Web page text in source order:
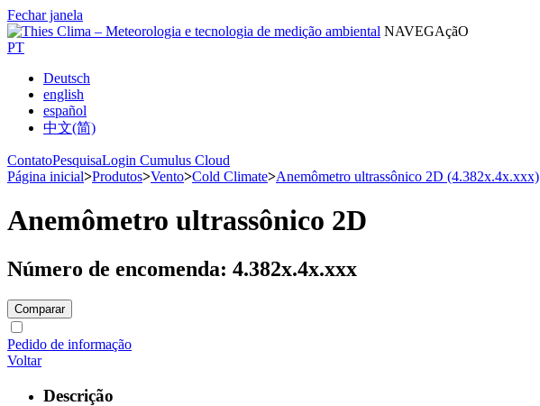
Fechar janela
NAVEGAçãO
PT
Deutsch
english
español
中文(简)
ContatoPesquisaLogin Cumulus Cloud
Página inicial>Produtos>Vento>Cold Climate>Anemômetro ultrassônico 2D (4.382x.4x.xxx)
Anemômetro ultrassônico 2D
Número de encomenda: 4.382x.4x.xxx
Comparar
Pedido de informação
Voltar
Descrição